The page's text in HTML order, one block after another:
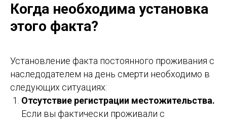
Когда необходима установка
этого факта?
Установление факта постоянного проживания с
наследодателем на день смерти необходимо в
следующих ситуациях:
Отсутствие регистрации местожительства.
Если вы фактически проживали с